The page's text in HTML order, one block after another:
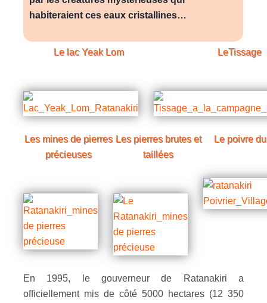
habiteraient ces eaux cristallines…
Le lacYeak Lom LeTissage
Les mines de pierres
précieuses
Les pierres brutes et
taillées
Le poivre
En 1995, le gouverneur de Ratanakiri a
officiellement mis de côté 5000 hectares (12 350